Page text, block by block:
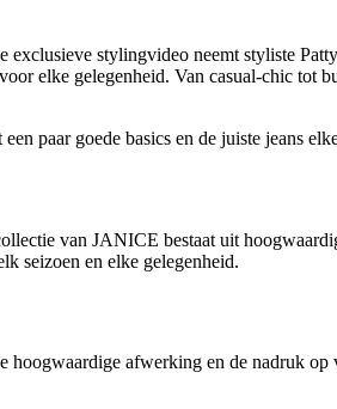
exclusieve stylingvideo neemt styliste
elke gelegenheid. Van casual-chic tot
paar goede basics en de juiste jeans
van JANICE bestaat uit
seizoen en elke gelegenheid.
hoogwaardige afwerking en de nadruk